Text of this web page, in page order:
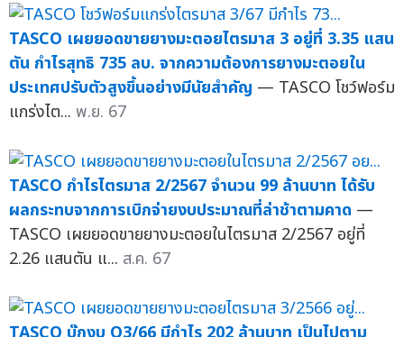
TASCO เผยยอดขายยางมะตอยไตรมาส 3 อยู่ที่ 3.35 แสน
ตัน กำไรสุทธิ 735 ลบ. จากความต้องการยางมะตอยใน
ประเทศปรับตัวสูงขึ้นอย่างมีนัยสำคัญ — TASCO โชว์ฟอร์ม
แกร่งไต... พ.ย. 67
TASCO กำไรไตรมาส 2/2567 จำนวน 99 ล้านบาท ได้รับ
ผลกระทบจากการเบิกจ่ายงบประมาณที่ล่าช้าตามคาด —
TASCO เผยยอดขายยางมะตอยในไตรมาส 2/2567 อยู่ที่
2.26 แสนตัน แ... ส.ค. 67